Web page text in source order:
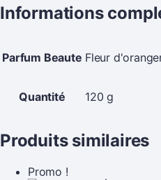
Informations
Parfum Beaute Fleur
Quantité 120 g
Produits similaires
Promo !